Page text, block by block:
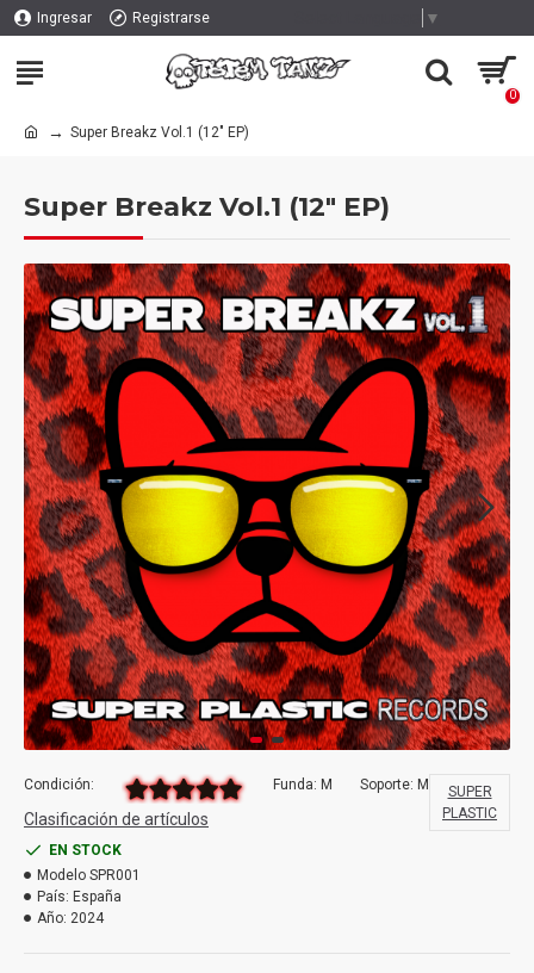
Ingresar Registrarse ▼
0
Super Breakz Vol.1 (12" EP)
Super Breakz Vol.1 (12" EP)
Condición: Funda: M Soporte: M
Clasificación de artículos
EN STOCK
Modelo SPR001
País: España
Año: 2024
SUPER
PLASTIC